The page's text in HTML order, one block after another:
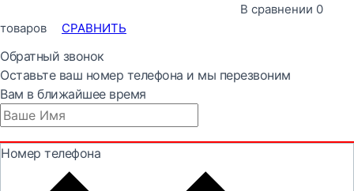
В сравнении 0
товаров
СРАВНИТЬ
Обратный звонок
Оставьте ваш номер телефона и мы перезвоним
Вам в ближайшее время
Номер телефона